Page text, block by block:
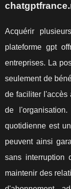
Acquérir
plateforme gpt
entreprises. La
seulement de
de faciliter l'accès
de
quotidienne est
peuvent ainsi
sans interruption
maintenir des